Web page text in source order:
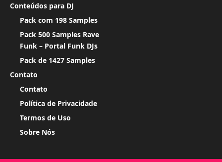
Conteúdos para DJ
Pack com 198 Samples
Pack 500 Samples Rave
Funk – Portal Funk DJs
Pack de 1427 Samples
Contato
Contato
Política de Privacidade
Termos de Uso
Sobre Nós